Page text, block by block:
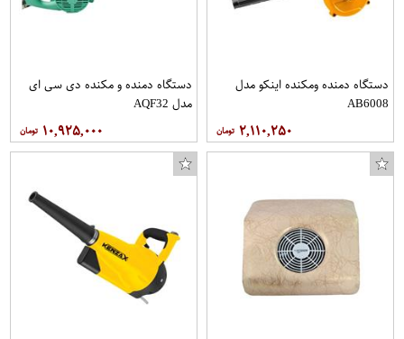
دستگاه دمنده ومکنده اینکو مدل
AB6008
۲,۱۱۰,۲۵۰
دستگاه دمنده و مکنده دی سی ای
مدل AQF32
۱۰,۹۲۵,۰۰۰